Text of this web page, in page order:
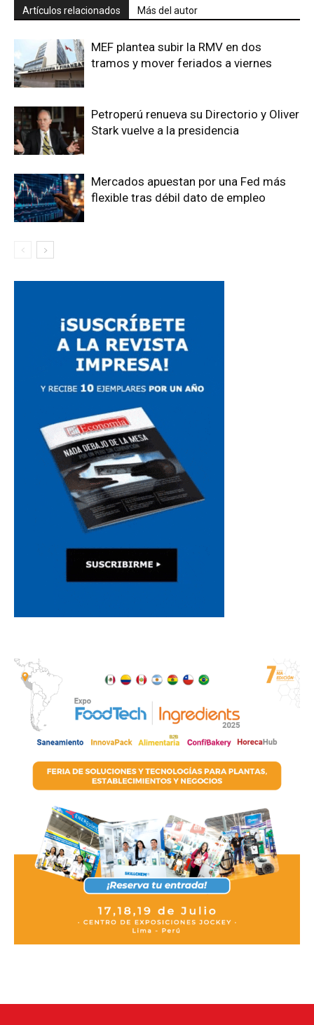
Artículos relacionados Más del autor
MEF plantea subir la RMV en dos
tramos y mover feriados a viernes
Petroperú renueva su Directorio y Oliver
Stark vuelve a la presidencia
Mercados apuestan por una Fed más
flexible tras débil dato de empleo